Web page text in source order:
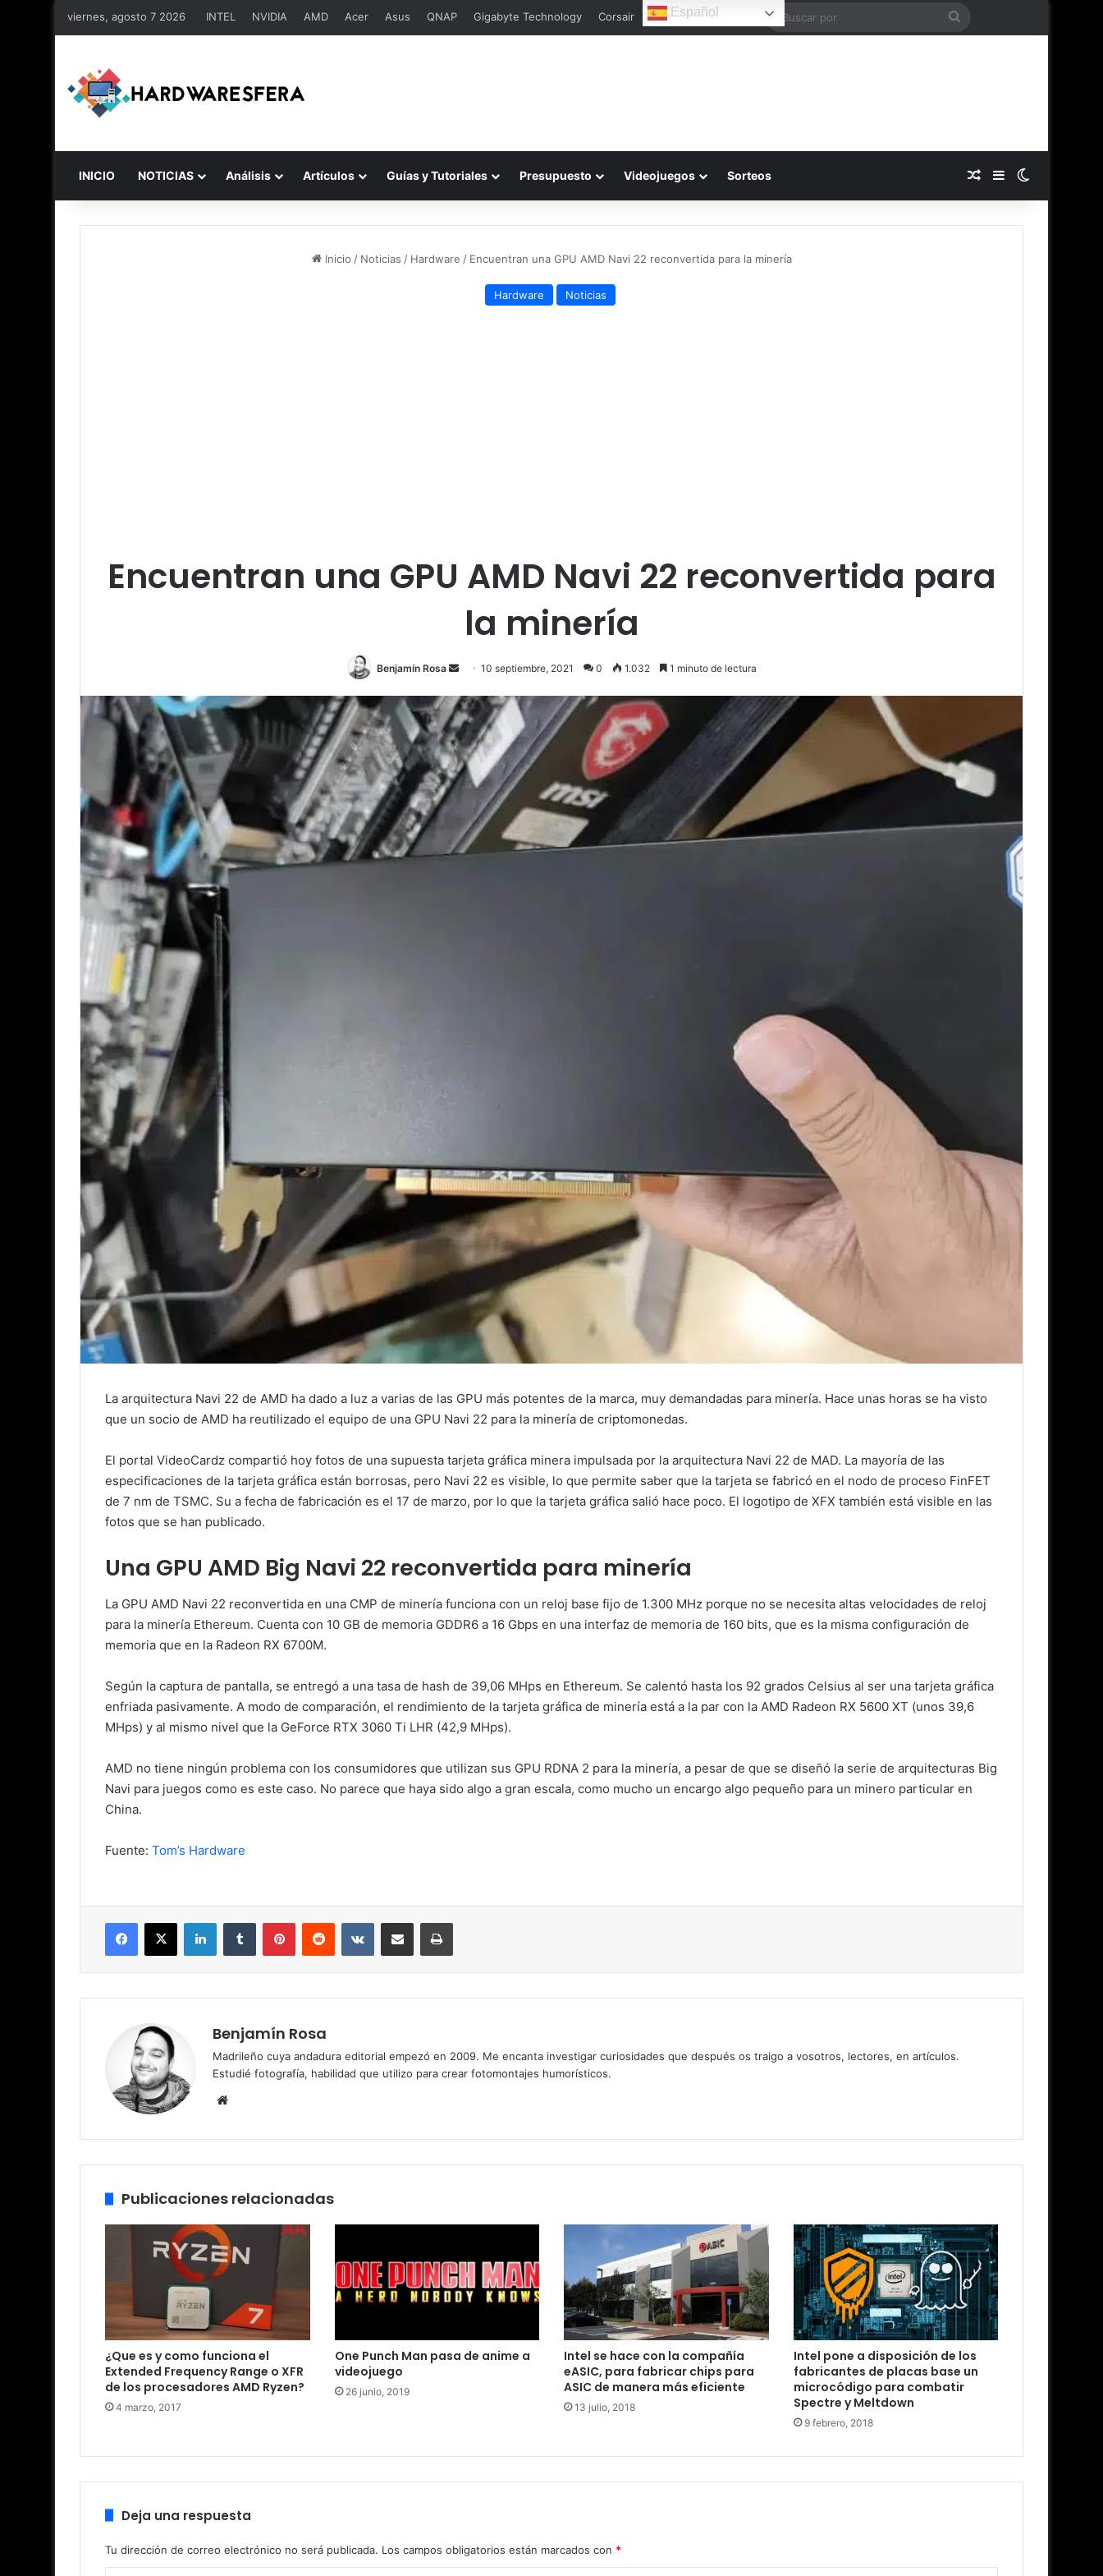
viernes, agosto 7 2026 INTEL NVIDIA AMD Acer Asus QNAP Gigabyte Technology Corsair Español
Buscar
INICIO NOTICIAS Análisis Artículos Guías y Tutoriales Presupuesto Videojuegos Sorteos Publicación al azar
Barra lateral
Inicio / Noticias / Hardware / Encuentran una GPU AMD Navi 22 reconvertida para la minería
Hardware Noticias
Encuentran una GPU AMD Navi 22 reconvertida para
la minería
Benjamín Rosa
Send
email
10 septiembre, 2021 0 1.032 1 minuto de lectura
La arquitectura Navi 22 de AMD ha dado a luz a varias de las GPU más potentes de la marca, muy demandadas para minería. Hace unas horas se ha visto
que un socio de AMD ha reutilizado el equipo de una GPU Navi 22 para la minería de criptomonedas.
El portal VideoCardz compartió hoy fotos de una supuesta tarjeta gráfica minera impulsada por la arquitectura Navi 22 de MAD. La mayoría de las
especificaciones de la tarjeta gráfica están borrosas, pero Navi 22 es visible, lo que permite saber que la tarjeta se fabricó en el nodo de proceso FinFET
de 7 nm de TSMC. Su a fecha de fabricación es el 17 de marzo, por lo que la tarjeta gráfica salió hace poco. El logotipo de XFX también está visible en las
fotos que se han publicado.
Una GPU AMD Big Navi 22 reconvertida para minería
La GPU AMD Navi 22 reconvertida en una CMP de minería funciona con un reloj base fijo de 1.300 MHz porque no se necesita altas velocidades de reloj
para la minería Ethereum. Cuenta con 10 GB de memoria GDDR6 a 16 Gbps en una interfaz de memoria de 160 bits, que es la misma configuración de
memoria que en la Radeon RX 6700M.
Según la captura de pantalla, se entregó a una tasa de hash de 39,06 MHps en Ethereum. Se calentó hasta los 92 grados Celsius al ser una tarjeta gráfica
enfriada pasivamente. A modo de comparación, el rendimiento de la tarjeta gráfica de minería está a la par con la AMD Radeon RX 5600 XT (unos 39,6
MHps) y al mismo nivel que la GeForce RTX 3060 Ti LHR (42,9 MHps).
AMD no tiene ningún problema con los consumidores que utilizan sus GPU RDNA 2 para la minería, a pesar de que se diseñó la serie de arquitecturas Big
Navi para juegos como es este caso. No parece que haya sido algo a gran escala, como mucho un encargo algo pequeño para un minero particular en
China.
Fuente: Tom’s Hardware
Facebook
X LinkedInTumblr PinterestReddit VKontakteCompartir por correo electrónicoImprimir
Benjamín Rosa
Madrileño cuya andadura editorial empezó en 2009. Me encanta investigar curiosidades que después os traigo a vosotros, lectores, en artículos.
Estudié fotografía, habilidad que utilizo para crear fotomontajes humorísticos.
Publicaciones relacionadas
¿Que es y como funciona el
Extended Frequency Range o XFR
de los procesadores AMD Ryzen?
4 marzo, 2017
One Punch Man pasa de anime a
videojuego
26 junio, 2019
Intel se hace con la compañía
eASIC, para fabricar chips para
ASIC de manera más eficiente
13 julio, 2018
Intel pone a disposición de los
fabricantes de placas base un
microcódigo para combatir
Spectre y Meltdown
9 febrero, 2018
Deja una respuesta
Tu dirección de correo electrónico no será publicada. Los campos obligatorios están marcados con *